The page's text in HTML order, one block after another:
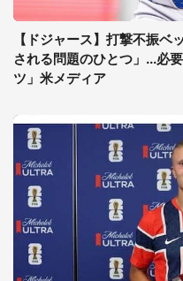
【ドジャース】打撃不振
される問題のひとつ」...必
ツ」米メディア